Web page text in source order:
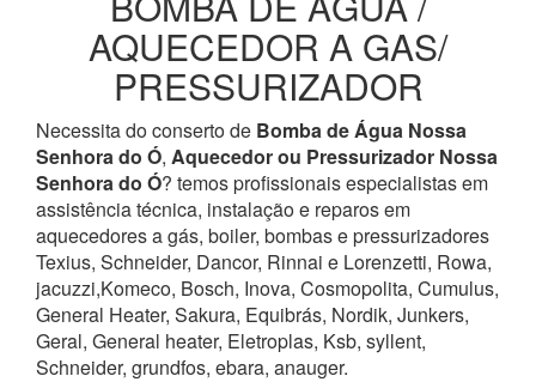
AQUECEDOR A GAS/
PRESSURIZADOR
Necessita do conserto de Bomba de Água Nossa
Senhora do Ó, Aquecedor ou Pressurizador Nossa
Senhora do Ó? temos profissionais especialistas em
assistência técnica, instalação e reparos em
aquecedores a gás, boiler, bombas e pressurizadores
Texius, Schneider, Dancor, Rinnai e Lorenzetti, Rowa,
jacuzzi,Komeco, Bosch, Inova, Cosmopolita, Cumulus,
General Heater, Sakura, Equibrás, Nordik, Junkers,
Geral, General heater, Eletroplas, Ksb, syllent,
Schneider, grundfos, ebara, anauger.